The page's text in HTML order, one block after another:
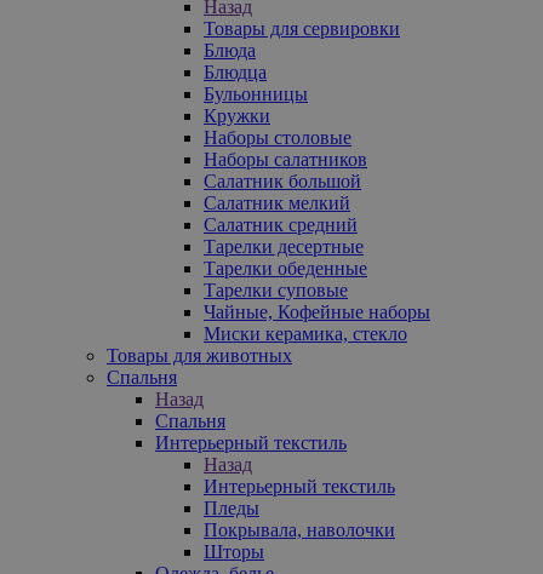
Назад
Товары для сервировки
Блюда
Блюдца
Бульонницы
Кружки
Наборы столовые
Наборы салатников
Салатник большой
Салатник мелкий
Салатник средний
Тарелки десертные
Тарелки обеденные
Тарелки суповые
Чайные, Кофейные наборы
Миски керамика, стекло
Товары для животных
Спальня
Назад
Спальня
Интерьерный текстиль
Назад
Интерьерный текстиль
Пледы
Покрывала, наволочки
Шторы